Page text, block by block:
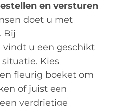
en versturen
doet u met
. Bij
u een geschikt
Kies
fleurig boeket om
of juist een
verdrietige